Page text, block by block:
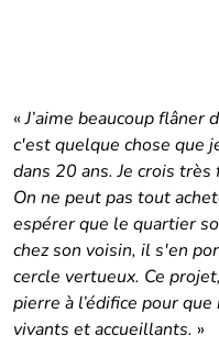
«J’aime beaucoup flâner
c'est quelque chose que
dans 20 ans. Je crois
On ne peut pas tout
espérer que le quartier
chez son voisin, il s'en
cercle vertueux. Ce
pierre à l’édifice pour
vivants et accueillants. »